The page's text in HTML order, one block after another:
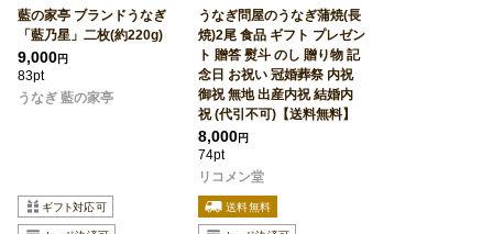
藍の家亭 ブランドうなぎ
「藍乃星」二枚(約220g)
9,000円
83pt
うなぎ 藍の家亭
うなぎ問屋のうなぎ蒲焼(長
焼)2尾 食品 ギフト プレゼン
ト 贈答 熨斗 のし 贈り物 記
念日 お祝い 冠婚葬祭 内祝
御祝 無地 出産内祝 結婚内
祝 (代引不可)【送料無料】
8,000円
74pt
リコメン堂